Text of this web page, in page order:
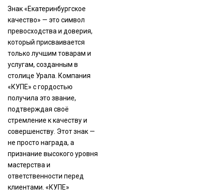
Знак «Екатеринбургское
качество» — это символ
превосходства и доверия,
который присваивается
только лучшим товарам и
услугам, созданным в
столице Урала. Компания
«КУПЕ» с гордостью
получила это звание,
подтверждая своё
стремление к качеству и
совершенству. Этот знак —
не просто награда, а
признание высокого уровня
мастерства и
ответственности перед
клиентами. «КУПЕ»